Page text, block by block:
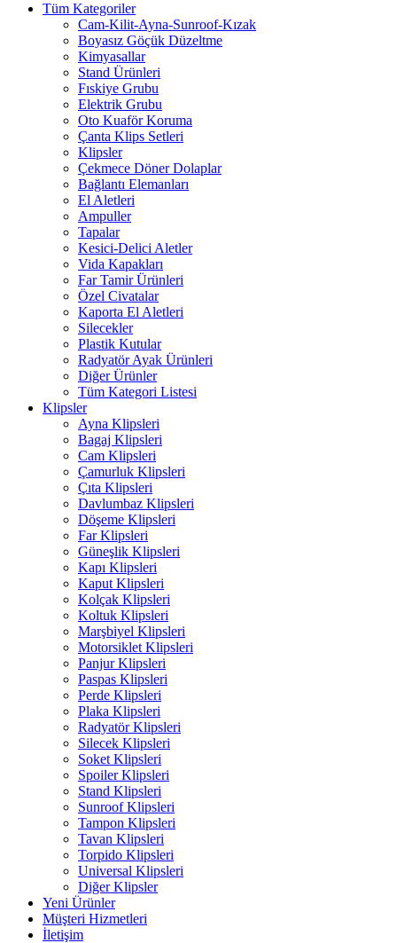
Tüm Kategoriler
Cam-Kilit-Ayna-Sunroof-Kızak
Boyasız Göçük Düzeltme
Kimyasallar
Stand Ürünleri
Fıskiye Grubu
Elektrik Grubu
Oto Kuaför Koruma
Çanta Klips Setleri
Klipsler
Çekmece Döner Dolaplar
Bağlantı Elemanları
El Aletleri
Ampuller
Tapalar
Kesici-Delici Aletler
Vida Kapakları
Far Tamir Ürünleri
Özel Civatalar
Kaporta El Aletleri
Silecekler
Plastik Kutular
Radyatör Ayak Ürünleri
Diğer Ürünler
Tüm Kategori Listesi
Klipsler
Ayna Klipsleri
Bagaj Klipsleri
Cam Klipsleri
Çamurluk Klipsleri
Çıta Klipsleri
Davlumbaz Klipsleri
Döşeme Klipsleri
Far Klipsleri
Güneşlik Klipsleri
Kapı Klipsleri
Kaput Klipsleri
Kolçak Klipsleri
Koltuk Klipsleri
Marşbiyel Klipsleri
Motorsiklet Klipsleri
Panjur Klipsleri
Paspas Klipsleri
Perde Klipsleri
Plaka Klipsleri
Radyatör Klipsleri
Silecek Klipsleri
Soket Klipsleri
Spoiler Klipsleri
Stand Klipsleri
Sunroof Klipsleri
Tampon Klipsleri
Tavan Klipsleri
Torpido Klipsleri
Universal Klipsleri
Diğer Klipsler
Yeni Ürünler
Müşteri Hizmetleri
İletişim